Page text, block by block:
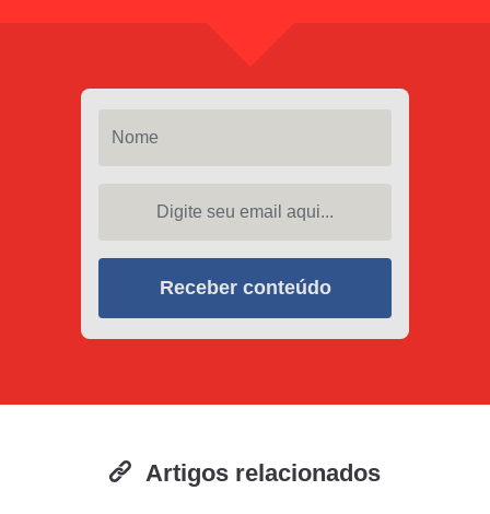
Receber conteúdo
Artigos relacionados